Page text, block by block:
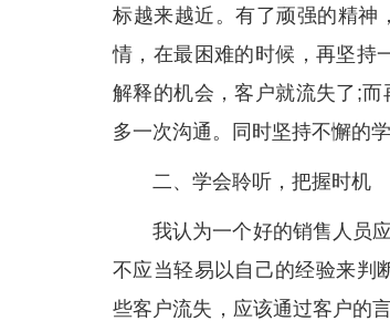
标越来越近。有了顽强的精神
情，在最困难的时候，再坚持
解释的机会，客户就流失了;
多一次沟通。同时坚持不懈的
二、学会聆听，把握时机
我认为一个好的销售人员
不应当轻易以自己的经验来判
些客户流失，应该通过客户的